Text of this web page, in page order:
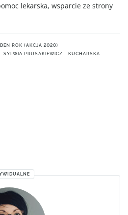
lekarska, wsparcie ze strony
ROK (AKCJA 2020)
SYLWIA PRUSAKIEWICZ - KUCHARSKA